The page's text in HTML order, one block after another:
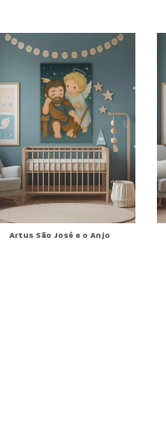
Artus São José e o Anjo